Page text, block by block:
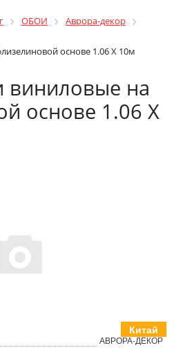
ОБОИ
Аврора-декор
основе 1.06 X 10м
виниловые на
основе 1.06 X
Китай
АВРОРА-ДЕКОР